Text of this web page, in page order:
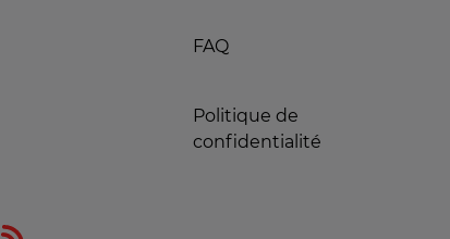
FAQ
Politique de
confidentialité